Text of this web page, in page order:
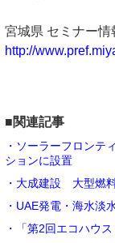
宮城県 セミナー情
http://
■関連記事
・ソーラーフロン
ションに設置
・大成建設 大型燃
・UAE発電・海水淡
・「第2回エコハウ